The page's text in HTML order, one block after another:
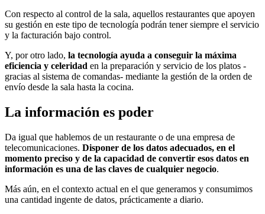
Con respecto al control de la sala, aquellos restaurantes que apoyen
su gestión en este tipo de tecnología podrán tener siempre el servicio
y la facturación bajo control.
Y, por otro lado, la tecnología ayuda a conseguir la máxima
eficiencia y celeridad en la preparación y servicio de los platos -
gracias al sistema de comandas- mediante la gestión de la orden de
envío desde la sala hasta la cocina.
La información es poder
Da igual que hablemos de un restaurante o de una empresa de
telecomunicaciones. Disponer de los datos adecuados, en el
momento preciso y de la capacidad de convertir esos datos en
información es una de las claves de cualquier negocio.
Más aún, en el contexto actual en el que generamos y consumimos
una cantidad ingente de datos, prácticamente a diario.